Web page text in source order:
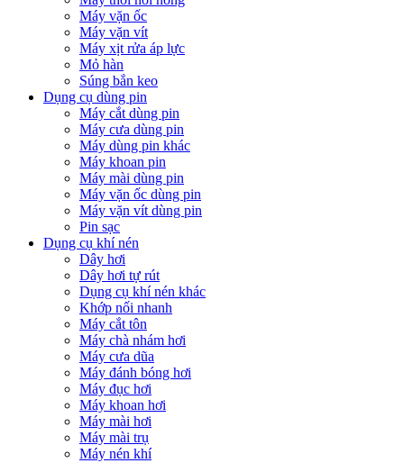
Máy vặn ốc
Máy vặn vít
Máy xịt rửa áp lực
Mỏ hàn
Súng bắn keo
Dụng cụ dùng pin
Máy cắt dùng pin
Máy cưa dùng pin
Máy dùng pin khác
Máy khoan pin
Máy mài dùng pin
Máy vặn ốc dùng pin
Máy vặn vít dùng pin
Pin sạc
Dụng cụ khí nén
Dây hơi
Dây hơi tự rút
Dụng cụ khí nén khác
Khớp nối nhanh
Máy cắt tôn
Máy chà nhám hơi
Máy cưa dũa
Máy đánh bóng hơi
Máy đục hơi
Máy khoan hơi
Máy mài hơi
Máy mài trụ
Máy nén khí